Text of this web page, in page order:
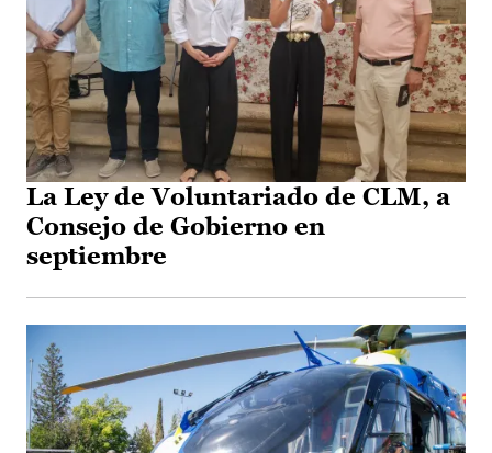
La Ley de Voluntariado de CLM, a
Consejo de Gobierno en
septiembre